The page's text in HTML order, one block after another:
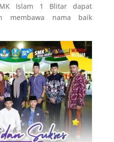
Islam 1 Blitar dapat
membawa nama baik